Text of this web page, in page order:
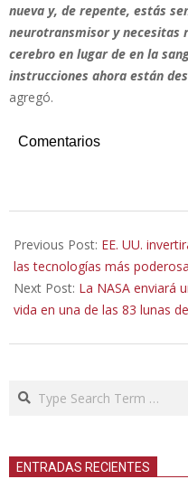
nueva y, de repente, estás
neurotransmisor y necesitas
cerebro en lugar de en la
instrucciones ahora están
agregó.
Comentarios
05-
09
Previous Post: EE. UU.
las tecnologías más
Next Post: La NASA enviará
vida en una de las 83 lunas
Search
ENTRADAS RECIENTES